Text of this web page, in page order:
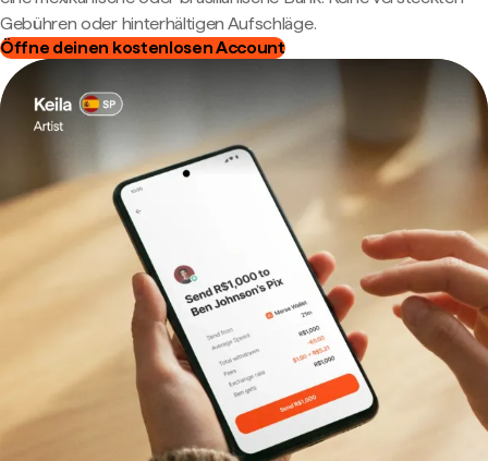
Gebühren oder hinterhältigen Aufschläge.
Öffne deinen kostenlosen Account